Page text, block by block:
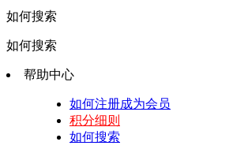
如何搜索
如何搜索
帮助中心
如何注册成为会员
积分细则
如何搜索